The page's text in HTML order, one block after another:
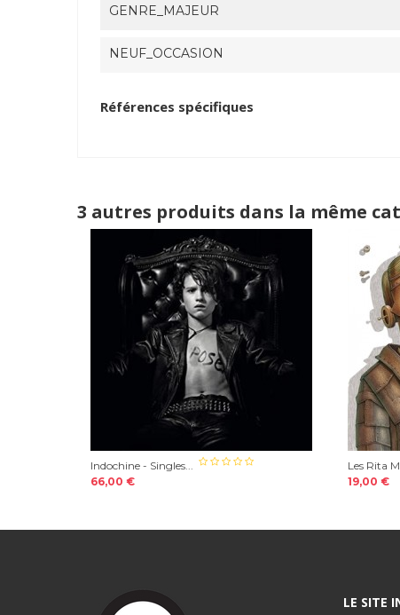
GENRE_MAJEUR
NEUF_OCCASION
Références spécifiques
3 autres produits dans la même
Indochine - Singles...
66,00 €
Les Rita
19,00 €
LE SITE